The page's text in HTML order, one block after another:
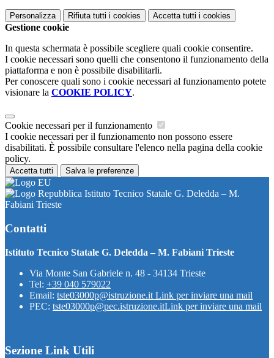
Personalizza Rifiuta tutti i cookies Accetta tutti i cookies
Gestione cookie
In questa schermata è possibile scegliere quali cookie consentire.
I cookie necessari sono quelli che consentono il funzionamento della
piattaforma e non è possibile disabilitarli.
Per conoscere quali sono i cookie necessari al funzionamento potete
visionare la COOKIE POLICY.
Cookie necessari per il funzionamento
I cookie necessari per il funzionamento non possono essere
disabilitati. È possibile consultare l'elenco nella pagina della cookie
policy.
Accetta tutti Salva le preferenze
Istituto Tecnico Statale G. Deledda – M.
Fabiani Trieste
Contatti
Istituto Tecnico Statale G. Deledda – M. Fabiani Trieste
Via Monte San Gabriele n. 48 - 34134 Trieste
Tel: +39 040 579022
Email: tste03000p@istruzione.it Link per inviare una mail
PEC: tste03000p@pec.istruzione.itLink per inviare una mail
Sezione Link Utili